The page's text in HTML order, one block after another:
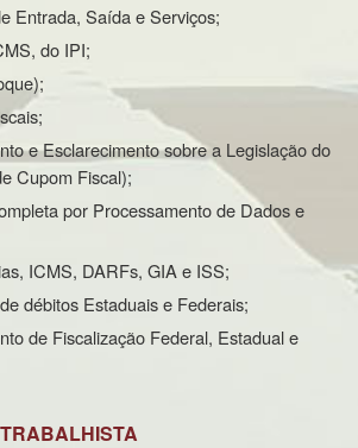
Entrada, Saída e Serviços;
do IPI;
e Esclarecimento sobre a Legislação do
Cupom Fiscal);
por Processamento de Dados e
ICMS, DARFs, GIA e ISS;
débitos Estaduais e Federais;
de Fiscalização Federal, Estadual e